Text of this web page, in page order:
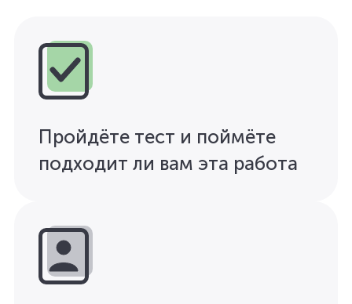
Пройдёте тест и поймёте
подходит ли вам эта работа